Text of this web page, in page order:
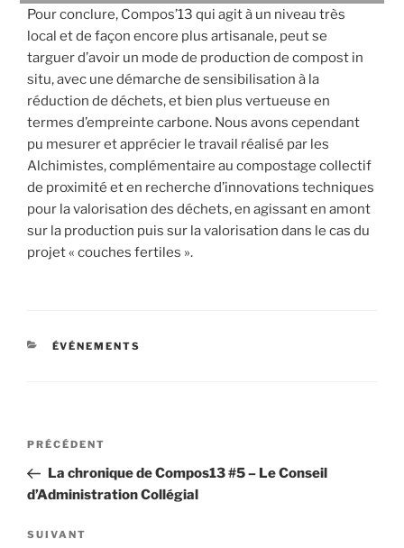
Pour conclure, Compos’13 qui agit à un niveau très
local et de façon encore plus artisanale, peut se
targuer d’avoir un mode de production de compost in
situ, avec une démarche de sensibilisation à la
réduction de déchets, et bien plus vertueuse en
termes d’empreinte carbone. Nous avons cependant
pu mesurer et apprécier le travail réalisé par les
Alchimistes, complémentaire au compostage collectif
de proximité et en recherche d’innovations techniques
pour la valorisation des déchets, en agissant en amont
sur la production puis sur la valorisation dans le cas du
projet « couches fertiles ».
CATÉGORIES
ÉVÉNEMENTS
Navigation
l’article
Article
précédent
PRÉCÉDENT
La chronique de Compos13 #5 – Le Conseil
d’Administration Collégial
Article
SUIVANT